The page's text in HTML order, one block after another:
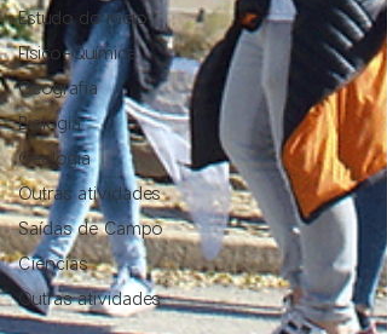
Estudo do meio
Físico-Química
Geografia
Biologia
Geologia
Outras atividades
Saídas de Campo
Ciências
Outras atividades